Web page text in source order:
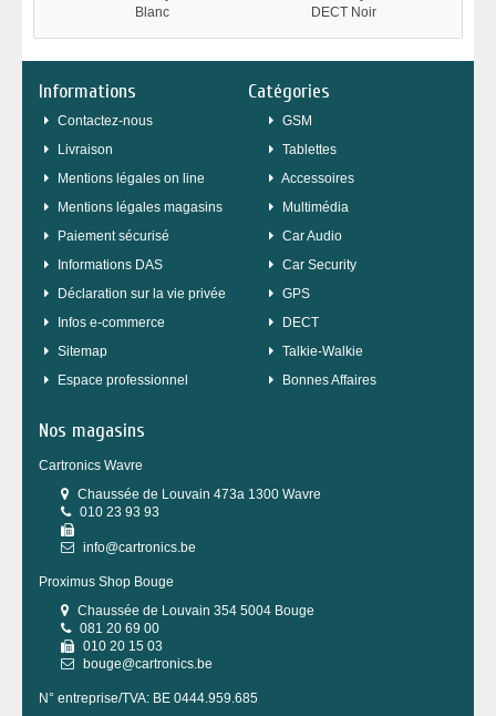
Blanc
DECT Noir
Informations
Contactez-nous
Livraison
Mentions légales on line
Mentions légales magasins
Paiement sécurisé
Informations DAS
Déclaration sur la vie privée
Infos e-commerce
sitemap
Espace professionnel
Catégories
GSM
Tablettes
Accessoires
Multimédia
Car Audio
Car Security
GPS
DECT
Talkie-Walkie
Bonnes Affaires
Nos magasins
Cartronics Wavre
Chaussée de Louvain 473a 1300 Wavre
010 23 93 93
info@cartronics.be
Proximus Shop Bouge
Chaussée de Louvain 354 5004 Bouge
081 20 69 00
010 20 15 03
bouge@cartronics.be
N° entreprise/TVA: BE 0444.959.685